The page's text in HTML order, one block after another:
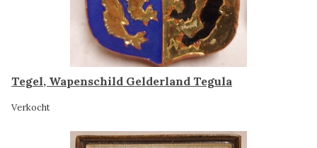
Tegel, Wapenschild Gelderland Tegula
Verkocht